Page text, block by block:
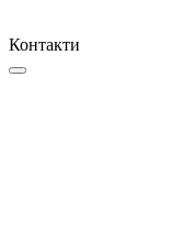
Контакти